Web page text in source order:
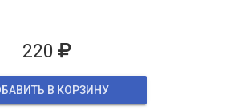
220
В КОРЗИНУ